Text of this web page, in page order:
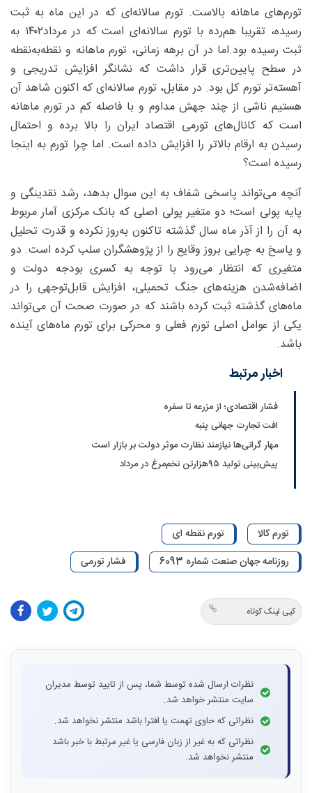
تورم‌های ماهانه بالاست. تورم سالانه‌ای که در این ماه به ثبت
رسیده، تقریبا هم‌رده با تورم سالانه‌ای است که در مرداد۱۴۰۲ به
ثبت رسیده بود.اما در آن برهه زمانی، تورم ماهانه و نقطه‌به‌نقطه
در سطح پایین‌تری قرار داشت که نشانگر افزایش تدریجی و
آهسته‌تر تورم کل بود. در مقابل، تورم سالانه‌ای که اکنون شاهد آن
هستیم ناشی از چند جهش مداوم و با فاصله کم در تورم ماهانه
است که کانال‌های تورمی اقتصاد ایران را بالا برده و احتمال
رسیدن به ارقام بالاتر را افزایش داده است. اما چرا تورم به اینجا
رسیده است؟
آنچه می‌تواند پاسخی شفاف به این سوال بدهد، رشد نقدینگی و
پایه پولی است؛ دو متغیر پولی اصلی که بانک مرکزی آمار مربوط
به آن را از آذر ماه سال گذشته تاکنون به‌روز نکرده و قدرت تحلیل
و پاسخ به چرایی بروز وقایع را از پژوهشگران سلب کرده است. دو
متغیری که انتظار می‌‌رود با توجه به کسری بودجه دولت و
اضافه‌شدن هزینه‌های جنگ تحمیلی، افزایش قابل‌توجهی را در
ماه‌های گذشته ثبت کرده باشند که در صورت صحت آن می‌تواند
یکی از عوامل اصلی تورم فعلی و محرکی برای تورم‌ ماه‌های آینده
باشد.
اخبار مرتبط
فشار اقتصادی؛ از مزرعه تا سفره
افت تجارت جهانی پنبه
مهار گرانی‌ها نیازمند نظارت موثر دولت بر بازار است
پیش‌بینی تولید ۹۵‌هزارتن تخم‌مرغ در مرداد
تورم کالا
تورم نقطه ای
روزنامه جهان صنعت شماره 6093
فشار تورمی
کپی لینک کوتاه
نظرات ارسال شده توسط شما، پس از تایید توسط مدیران
سایت منتشر خواهد شد.
نظراتی که حاوی تهمت یا افترا باشد منتشر نخواهد شد.
نظراتی که به غیر از زبان فارسی یا غیر مرتبط با خبر باشد
منتشر نخواهد شد.